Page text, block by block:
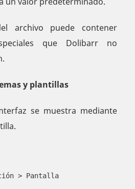
archivo puede contener
que Dolibarr no
y plantillas
se muestra mediante
> Pantalla